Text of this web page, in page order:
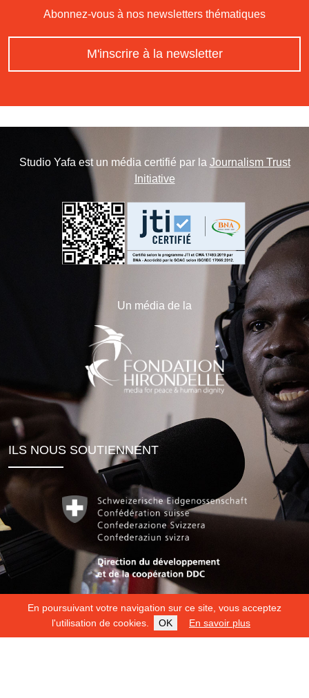
En poursuivant votre navigation sur ce site, vous acceptez
l'utilisation de cookies.
OK En savoir plus
Abonnez-vous à nos newsletters thématiques
M'inscrire à la newsletter
Studio Yafa est un média certifié par la Journalism Trust
Initiative
Un média de la
ILS NOUS SOUTIENNENT